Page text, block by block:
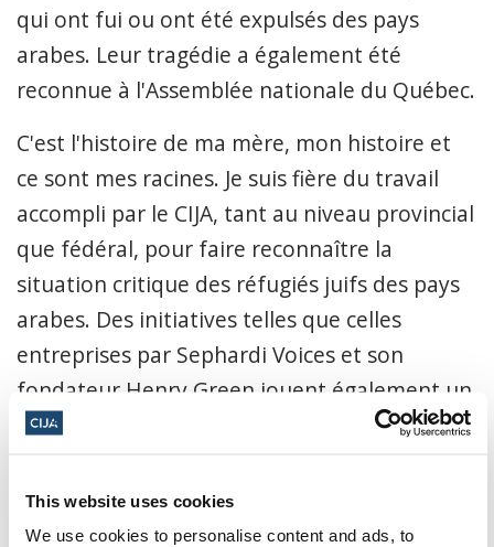
This website uses cookies
We use cookies to personalise content and ads, to
qui ont fui ou ont été expulsés des pays
arabes. Leur tragédie a également été
reconnue à l'Assemblée nationale du Québec.
C'est l'histoire de ma mère, mon histoire et
ce sont mes racines. Je suis fière du travail
accompli par le CIJA, tant au niveau provincial
que fédéral, pour faire reconnaître la
situation critique des réfugiés juifs des pays
arabes. Des initiatives telles que celles
entreprises par Sephardi Voices et son
fondateur Henry Green jouent également un
rôle essentiel dans la sensibilisation à cette
Cependant, pour faire le deuil de la perte et